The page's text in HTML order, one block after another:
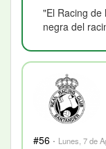
"El Racing de
negra del
#56 · Lunes, 7 de